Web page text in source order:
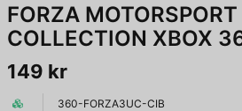
FORZA
COLLECTION XBOX
149 kr
360-FORZA3UC-CIB